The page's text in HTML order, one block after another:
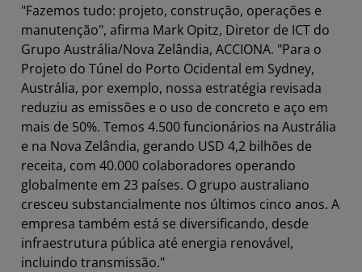
"Fazemos tudo: projeto, construção, operações e
manutenção", afirma Mark Opitz, Diretor de ICT do
Grupo Austrália/Nova Zelândia, ACCIONA. "Para o
Projeto do Túnel do Porto Ocidental em Sydney,
Austrália, por exemplo, nossa estratégia revisada
reduziu as emissões e o uso de concreto e aço em
mais de 50%. Temos 4.500 funcionários na Austrália
e na Nova Zelândia, gerando USD 4,2 bilhões de
receita, com 40.000 colaboradores operando
globalmente em 23 países. O grupo australiano
cresceu substancialmente nos últimos cinco anos. A
empresa também está se diversificando, desde
infraestrutura pública até energia renovável,
incluindo transmissão."